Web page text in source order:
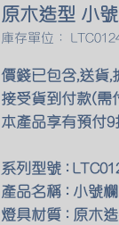
原木造型 小
庫存單位：
價錢已包含,送貨
接受貨到付款(需
本產品享有預付
系列型號 :
產品名稱 : 小號
燈具材質 : 原木